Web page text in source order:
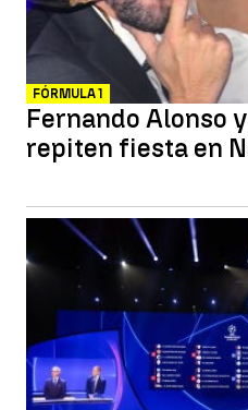
FÓRMULA 1
Fernando Alonso
repiten fiesta en